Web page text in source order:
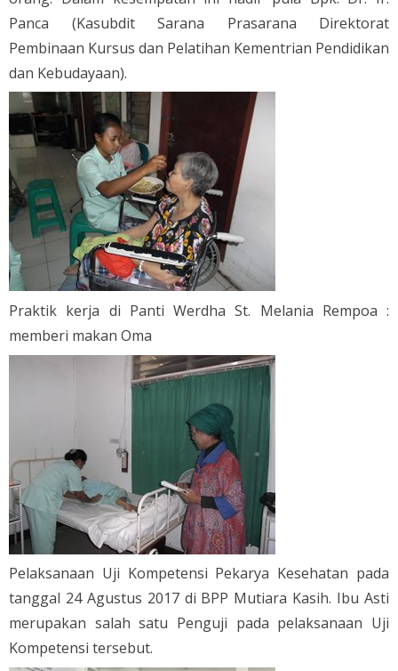
Panca (Kasubdit Sarana Prasarana Direktorat
Pembinaan Kursus dan Pelatihan Kementrian Pendidikan
dan Kebudayaan).
Praktik kerja di Panti Werdha St. Melania Rempoa :
memberi makan Oma
Pelaksanaan Uji Kompetensi Pekarya Kesehatan pada
tanggal 24 Agustus 2017 di BPP Mutiara Kasih. Ibu Asti
merupakan salah satu Penguji pada pelaksanaan Uji
Kompetensi tersebut.